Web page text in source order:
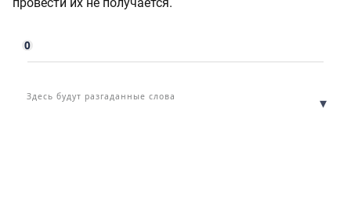
провести их не получается.
0
Здесь будут разгаданные слова ▾